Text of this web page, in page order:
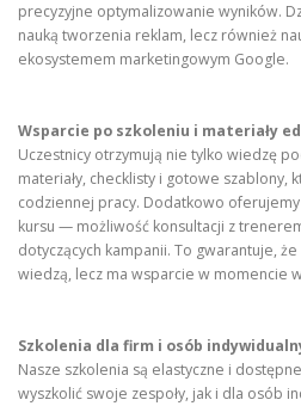
precyzyjne optymalizowanie wyników.
nauką tworzenia reklam, lecz również
ekosystemem marketingowym Google.
Wsparcie po szkoleniu i materiały
Uczestnicy otrzymują nie tylko wiedzę
materiały, checklisty i gotowe szablony,
codziennej pracy. Dodatkowo
kursu — możliwość konsultacji z
dotyczących kampanii. To gwarantuje,
wiedzą, lecz ma wsparcie w momencie
Szkolenia dla firm i osób
Nasze szkolenia są elastyczne i
wyszkolić swoje zespoły, jak i dla osób